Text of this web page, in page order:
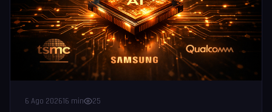
6 Ago 202616 min 25